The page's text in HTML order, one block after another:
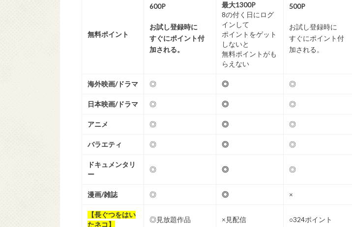
無料ポイント
600P
お試し登録時に
すぐにポイント付
加される。
最大1300P
8の付く日にログ
インして
ポイントをゲット
しないと
無料ポイントがも
らえない
500P
お試し登録時に
すぐにポイント付
加される。
海外映画/ドラマ ◎ ◎ ◎
日本映画/ドラマ ◎ ◎ ◎
アニメ ◎ ◎ ◎
バラエティ ◎ ◎ ◎
ドキュメンタリ
ー
◎ ◎ ◎
漫画/雑誌 ◎ ◎ ×
【長ぐつをはい
たネコ】
◎見放題作品 ×見配信 ○324ポイント